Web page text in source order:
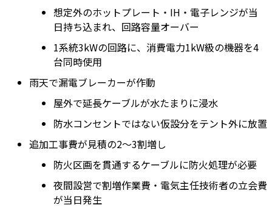
想定外のホットプレート・IH・電子レンジが当
日持ち込まれ、回路容量オーバー
1系統3kWの回路に、消費電力1kW級の機器を4
台同時使用
雨天で漏電ブレーカーが作動
屋外で延長ケーブルが水たまりに浸水
防水コンセントではない仮設分をテント外に放置
追加工事費が見積の2～3割増し
防火区画を貫通するケーブルに防火処理が必要
夜間設営で割増作業費・電気主任技術者の立会費
が当日発生